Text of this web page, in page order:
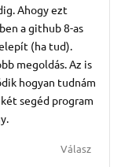
Ahogy ezt
a github 8-as
(ha tud).
megoldás. Az is
hogyan tudnám
segéd program
Válasz